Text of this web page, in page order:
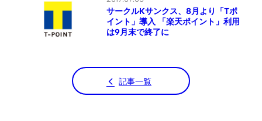
サークルKサンクス、8月より「Tポ
イント」導入 「楽天ポイント」利用
は9月末で終了に
記事一覧